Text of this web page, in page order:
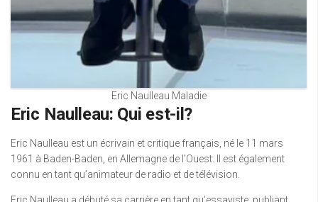
Eric Naulleau Maladie
Eric Naulleau: Qui est-il?
Eric Naulleau est un écrivain et critique français, né le 11 mars
1961 à Baden-Baden, en Allemagne de l’Ouest. Il est également
connu en tant qu’animateur de radio et de télévision.